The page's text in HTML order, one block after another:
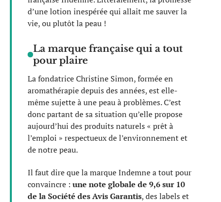
d’une lotion inespérée qui allait me sauver la
vie, ou plutôt la peau !
La marque française qui a tout
pour plaire
La fondatrice Christine Simon, formée en
aromathérapie depuis des années, est elle-
même sujette à une peau à problèmes. C’est
donc partant de sa situation qu’elle propose
aujourd’hui des produits naturels « prêt à
l’emploi » respectueux de l’environnement et
de notre peau.
Il faut dire que la marque Indemne a tout pour
convaincre : une note globale de 9,6 sur 10
de la Société des Avis Garantis, des labels et